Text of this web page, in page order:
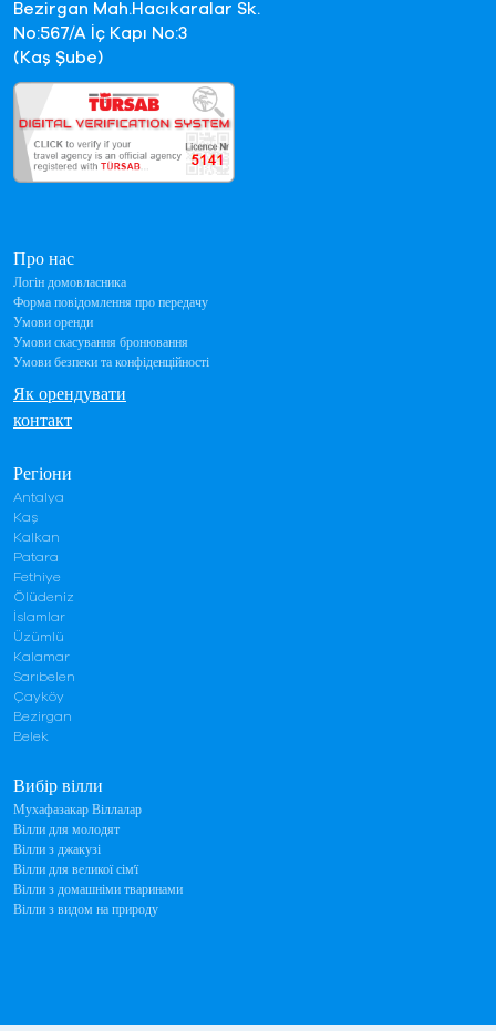
Вибір вілли
Мухафазакар Віллалар
Вілли для молодят
Вілли з джакузі
Вілли для великої сім'ї
Вілли з домашніми тваринами
Вілли з видом на природу
Регіони
Antalya
Kaş
Kalkan
Patara
Fethiye
Ölüdeniz
İslamlar
Üzümlü
Kalamar
Sarıbelen
Çayköy
Bezirgan
Belek
Про нас
Логін домовласника
Форма повідомлення про передачу
Умови оренди
Умови скасування бронювання
Умови безпеки та конфіденційності
Як орендувати
контакт
Bezirgan Mah.Hacıkaralar Sk.
No:567/A İç Kapı No:3
(Kaş Şube)